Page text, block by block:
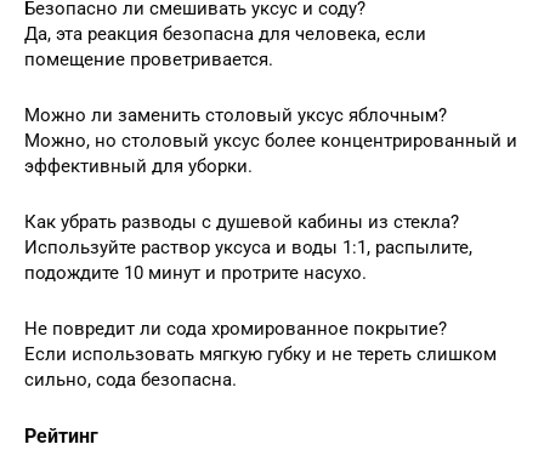
Безопасно ли смешивать уксус и соду?
Да, эта реакция безопасна для человека, если
помещение проветривается.
Можно ли заменить столовый уксус яблочным?
Можно, но столовый уксус более концентрированный и
эффективный для уборки.
Как убрать разводы с душевой кабины из стекла?
Используйте раствор уксуса и воды 1:1, распылите,
подождите 10 минут и протрите насухо.
Не повредит ли сода хромированное покрытие?
Если использовать мягкую губку и не тереть слишком
сильно, сода безопасна.
Рейтинг